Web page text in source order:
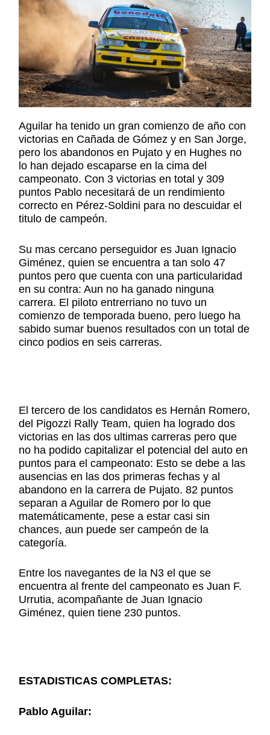
Aguilar ha tenido un gran comienzo de año con
victorias en Cañada de Gómez y en San Jorge,
pero los abandonos en Pujato y en Hughes no
lo han dejado escaparse en la cima del
campeonato. Con 3 victorias en total y 309
puntos Pablo necesitará de un rendimiento
correcto en Pérez-Soldini para no descuidar el
titulo de campeón.
Su mas cercano perseguidor es Juan Ignacio
Giménez, quien se encuentra a tan solo 47
puntos pero que cuenta con una particularidad
en su contra: Aun no ha ganado ninguna
carrera. El piloto entrerriano no tuvo un
comienzo de temporada bueno, pero luego ha
sabido sumar buenos resultados con un total de
cinco podios en seis carreras.
El tercero de los candidatos es Hernán Romero,
del Pigozzi Rally Team, quien ha logrado dos
victorias en las dos ultimas carreras pero que
no ha podido capitalizar el potencial del auto en
puntos para el campeonato: Esto se debe a las
ausencias en las dos primeras fechas y al
abandono en la carrera de Pujato. 82 puntos
separan a Aguilar de Romero por lo que
matemáticamente, pese a estar casi sin
chances, aun puede ser campeón de la
categoría.
Entre los navegantes de la N3 el que se
encuentra al frente del campeonato es Juan F.
Urrutia, acompañante de Juan Ignacio
Giménez, quien tiene 230 puntos.
ESTADISTICAS COMPLETAS:
Pablo Aguilar: